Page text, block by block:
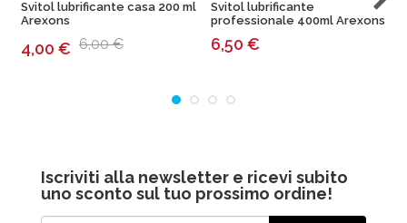
Svitol lubrificante casa 200 ml
Arexons
4,00 € 6,00 €
Svitol lubrificante
professionale 400ml Arexons
6,50 €
Iscriviti alla newsletter e ricevi subito
uno sconto sul tuo prossimo ordine!